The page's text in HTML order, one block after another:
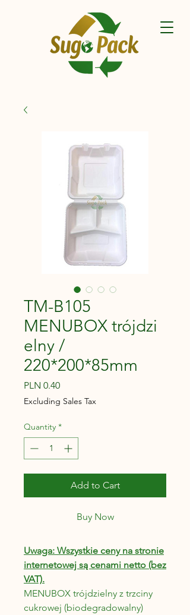
TM-B105
MENUBOX trójdzi
elny /
220*200*85mm
PLN 0.40Price
Excluding Sales Tax
Quantity *
Add to Cart
Buy Now
Uwaga: Wszystkie ceny na stronie
internetowej są cenami netto (bez
VAT).
MENUBOX trójdzielny z trzciny
cukrowej (biodegradowalny)